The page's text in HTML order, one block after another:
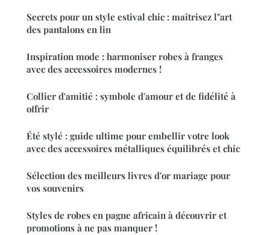
Secrets pour un style estival chic : maîtrisez l"art
des pantalons en lin
Inspiration mode : harmoniser robes à franges
avec des accessoires modernes !
Collier d'amitié : symbole d'amour et de fidélité à
offrir
Été stylé : guide ultime pour embellir votre look
avec des accessoires métalliques équilibrés et chic
Sélection des meilleurs livres d'or mariage pour
vos souvenirs
Styles de robes en pagne africain à découvrir et
promotions à ne pas manquer !